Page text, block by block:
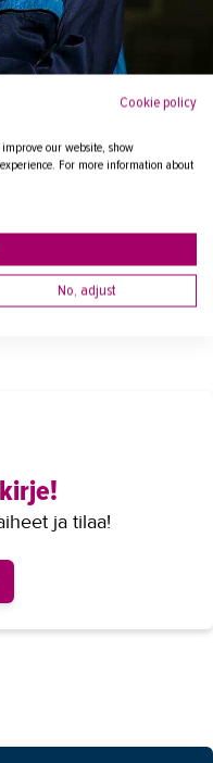
alani.
ja tilaa!
Cookie policy
our website, show
For more information about
No, adjust